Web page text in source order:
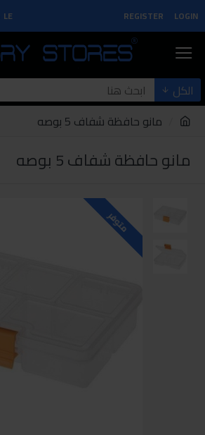
LOGIN
REGISTER
LE
الكل
مانو حافظة شفاف 5 بوصه
مانو حافظة شفاف 5 بوصه
متوفر